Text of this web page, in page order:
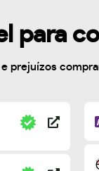
para
e prejuízos